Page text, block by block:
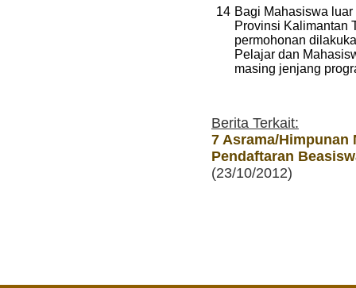
14 Bagi Mahasiswa
Provinsi Kalimantan
permohonan
Pelajar dan
masing jenjang
Berita Terkait:
7 Asrama/Himpunan
Pendaftaran
(23/10/2012)